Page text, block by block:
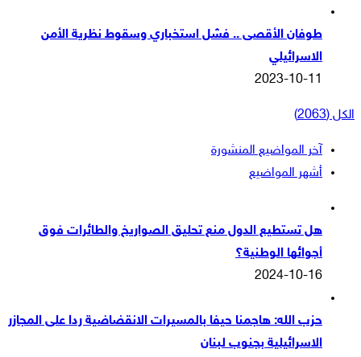
طوفان الأقصى .. فشل استخباري وسقوط نظرية الأمن
الاسرائيلي
2023-10-11
الكل (2063)
آخر المواضيع المنشورة
أشهر المواضيع
هل تستطيع الدول منع تحليق الصواريخ والطائرات فوق
أجوائها الوطنية؟
2024-10-16
حزب الله: هاجمنا حيفا بالمسيرات الانقضاضية ردا على المجازر
الاسرائيلية بجنوب لبنان